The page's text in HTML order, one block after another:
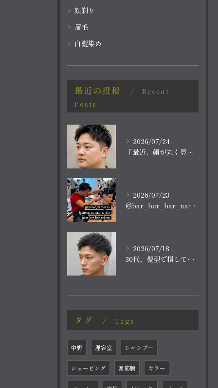
顔剃り
眉毛
白髪染め
最近の投稿
Recent
Posts
2026/07/24
「最近、顔が丸く見える。
2026/07/23
@bar_ber_bar_nakano
2026/07/18
30代、髪型で損していませんか？
タグ Tags
中野 理容室 シャンプー
シェービング 頭筋膜 カラー